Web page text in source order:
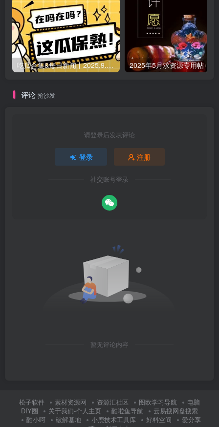
吃瓜合集&每日新闻丨2025.9.5 日更新（作者失业期间随缘更新） 2025年5月求资源专用帖
评论 抢沙发
请登录后发表评论
登录 注册
社交账号登录
暂无评论内容
松子软件 素材资源网 资源汇社区 图欧学习导航
电脑
DIY圈
关于我们-个人主页 酷啦鱼导航
云易搜网盘搜索
酷小呵
破解基地 小鹿技术工具库 好料空间
爱分享